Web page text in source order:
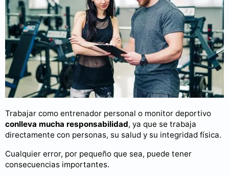
Trabajar como entrenador personal o monitor deportivo
conlleva mucha responsabilidad, ya que se trabaja
directamente con personas, su salud y su integridad física.
Cualquier error, por pequeño que sea, puede tener
consecuencias importantes.